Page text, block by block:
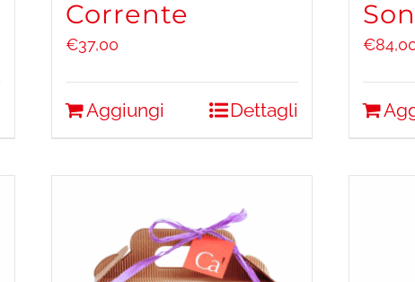
Corrente
€37,00
Aggiungi Dettagli
€